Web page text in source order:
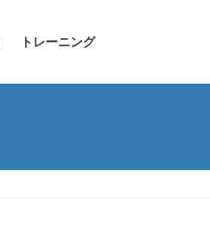
トレーニング